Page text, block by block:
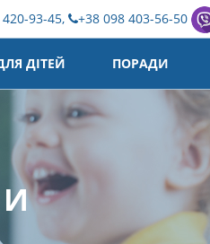
93-45, +38 098 403-56-50
ДІТЕЙ ПОРАДИ